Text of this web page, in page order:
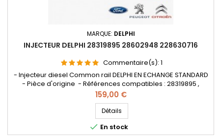
MARQUE: DELPHI
INJECTEUR DELPHI 28319895 28602948 228630716
Commentaire(s): 1
- Injecteur diesel Common rail DELPHI EN ECHANGE STANDARD
- Pièce d'origine - Références compatibles : 28319895 ,
28388960 , 28602948 , 9674984080 , 96 749 840 80 , HRD360 ,
228630716 , 187O361 , DS7Q 9F593 BA , 1870361 , DS7Q-9F593-BA
- Pour motorisation Peugeot Citroen PSA 2.0 HDi et Ford
2.0TDCi Pièce d'origine
Prix
159,00 €
Détails
 En stock